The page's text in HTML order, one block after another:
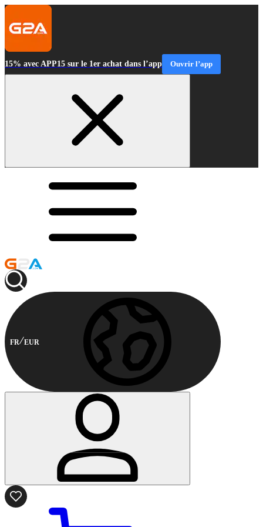
15% avec APP15 sur le 1er achat dans l’app Ouvrir l’app
FR EUR